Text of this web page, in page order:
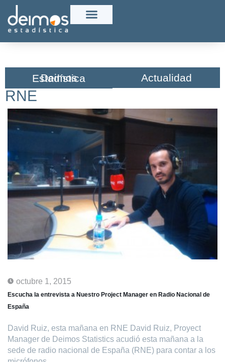
Deimos Estadística​ Actualidad
RNE
octubre 1, 2015
Escucha la entrevista a Nuestro Project Manager en Radio Nacional de
España
David Ruiz, esta mañana en RNE David Ruiz, Proyect
Manager de Deimos Statistics acudió esta mañana a la
sede de radio nacional de España (RNE) para contar a los